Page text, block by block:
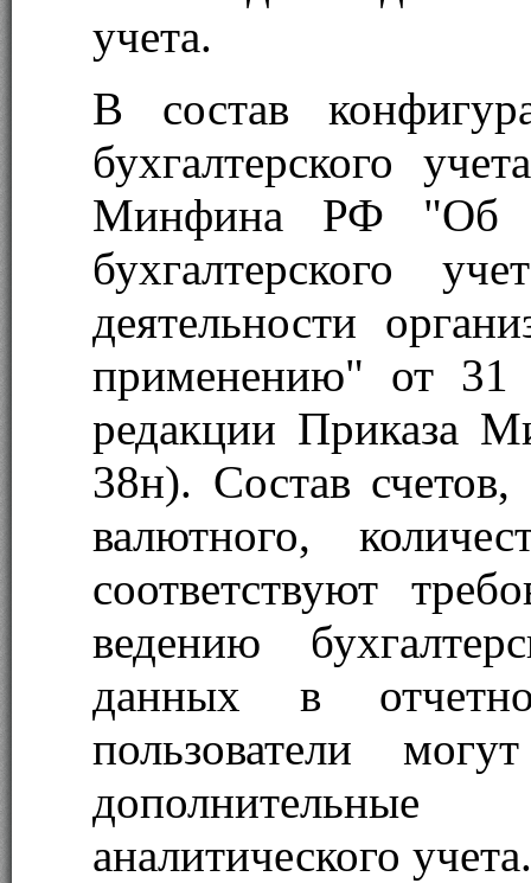
учета.
В состав
бухгалтерского
Минфина РФ "Об
бухгалтерского
деятельности
применению" от
редакции Приказа
38н). Состав счетов,
валютного,
соответствуют
ведению
данных в
пользователи
аналитического учета.